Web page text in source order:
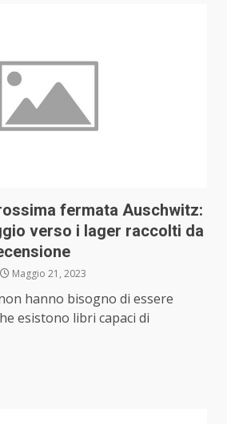
fermata Auschwitz:
verso i lager raccolti da
Maggio 21, 2023
hanno bisogno di essere
esistono libri capaci di